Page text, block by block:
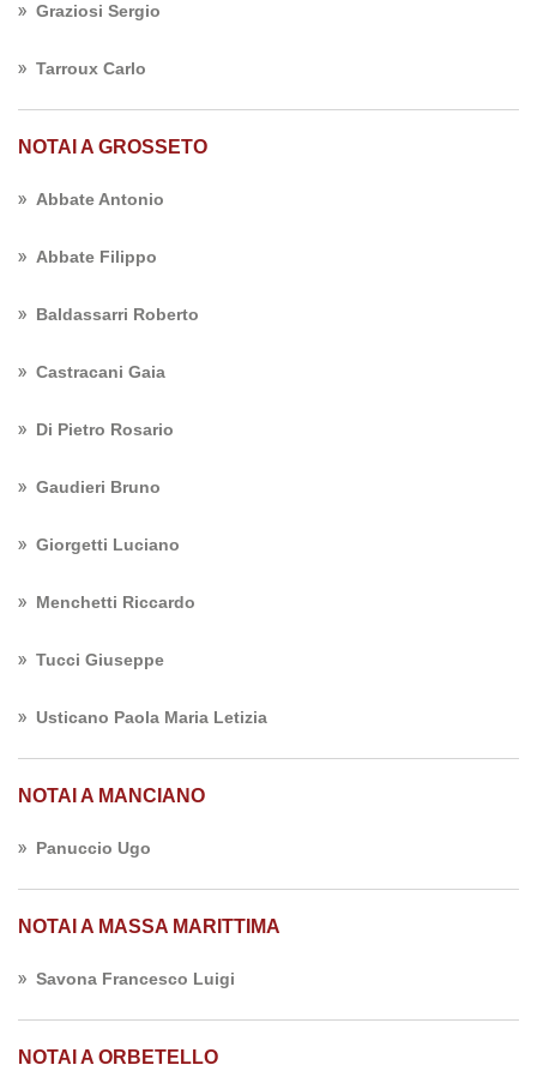
Graziosi Sergio
Tarroux Carlo
NOTAI A GROSSETO
Abbate Antonio
Abbate Filippo
Baldassarri Roberto
Castracani Gaia
Di Pietro Rosario
Gaudieri Bruno
Giorgetti Luciano
Menchetti Riccardo
Tucci Giuseppe
Usticano Paola Maria Letizia
NOTAI A MANCIANO
Panuccio Ugo
NOTAI A MASSA MARITTIMA
Savona Francesco Luigi
NOTAI A ORBETELLO